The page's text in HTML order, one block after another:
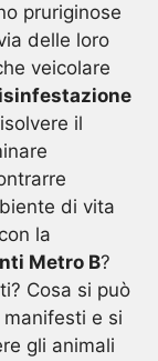
pruriginose
delle loro
veicolare
il
di vita
la
Metro B?
Cosa si può
manifesti e si
gli animali